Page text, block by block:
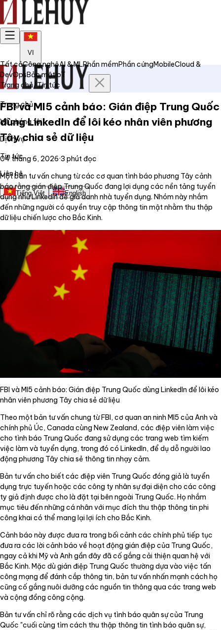
VI
Trang chủ
Về chúng tôi
Dịch vụ
Tin tức
Liên hệ
Tiếng Việt English
Tất cảCông nghệAI & MLPhần mềmPhần cứngMobileCloud &
DevOpsBảo mậtIoT
Trang chủ/Tin tức
FBI và MI5 cảnh báo: Gián điệp Trung Quốc
dùng LinkedIn để lôi kéo nhân viên phương
Tây chia sẻ dữ liệu
04 tháng 6, 2026·3 phút đọc
Một bản tư vấn chung từ các cơ quan tình báo phương Tây cảnh
báo rằng gián điệp Trung Quốc đang lợi dụng các nền tảng tuyển
dụng như LinkedIn để giả danh nhà tuyển dụng. Nhóm này nhắm
đến những người có quyền truy cập thông tin mật nhằm thu thập
dữ liệu chiến lược cho Bắc Kinh.
FBI và MI5 cảnh báo: Gián điệp Trung Quốc dùng LinkedIn để lôi kéo
nhân viên phương Tây chia sẻ dữ liệu
Theo một bản tư vấn chung từ FBI, cơ quan an ninh MI5 của Anh và
chính phủ Úc, Canada cùng New Zealand, các điệp viên làm việc
cho tình báo Trung Quốc đang sử dụng các trang web tìm kiếm
việc làm và tuyển dụng, trong đó có LinkedIn, để dụ dỗ người lao
động phương Tây chia sẻ thông tin nhạy cảm.
Bản tư vấn cho biết các điệp viên Trung Quốc đóng giả là tuyển
dụng trực tuyến hoặc các công ty nhân sự đại diện cho các công
ty giả định được cho là đặt tại bên ngoài Trung Quốc. Họ nhắm
mục tiêu đến những cá nhân với mục đích thu thập thông tin phi
công khai có thể mang lại lợi ích cho Bắc Kinh.
Cảnh báo này được đưa ra trong bối cảnh các chính phủ tiếp tục
đưa ra các lời cảnh báo về hoạt động gián điệp của Trung Quốc,
ngay cả khi Mỹ và Anh gần đây đã cố gắng cải thiện quan hệ với
Bắc Kinh. Mặc dù gián điệp Trung Quốc thường dựa vào việc tấn
công mạng để đánh cắp thông tin, bản tư vấn nhấn mạnh cách họ
cũng cố gắng nuôi dưỡng các nguồn tin thông qua các trang web
và cộng đồng công cộng.
Bản tư vấn chỉ rõ rằng các dịch vụ tình báo quân sự của Trung
Quốc "cuối cùng tìm cách thu thập thông tin tình báo quân sự,